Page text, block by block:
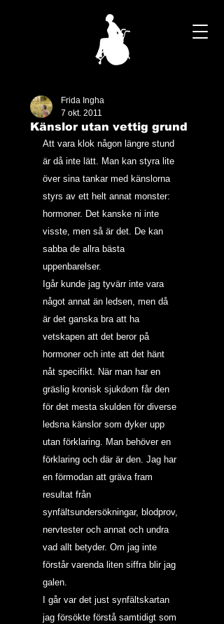
Känslor utan vettig grund
Frida Ingha
7 okt. 2011
Att vara klok någon längre stund
är då inte lätt. Man kan styra lite
över sina tankar med känslorna
styrs av ett helt annat monster:
hormoner. Det kanske ni inte
visste, men så är det. De kan
sabba de allra bästa
uppenbarelser.
Igår kunde jag tyvärr inte vara
något annat än ledsen, men då
är det ganska bra att ha
vetskapen att det beror på
hormoner och inte att det hänt
nåt specifikt. När man har en
gräslig kronisk sjukdom får den
för det mesta skulden för diverse
ledsna känslor som dyker upp
utan förklaring. Man behöver en
förklaring och där är den. Jag har
en förmodan att gräva fram
resultat från
synfältsundersökningar, blodprov,
nervtester och annat och undra
vad allt betyder. Om jag inte
förstår varenda liten siffra blir jag
galen.
I går var det just synfältskartan
jag försökte förstå samtidigt som